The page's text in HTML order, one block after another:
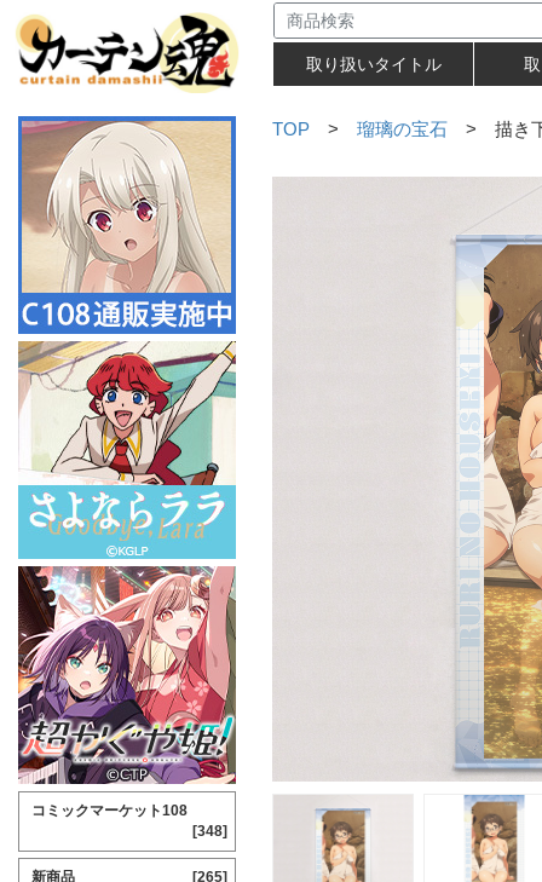
取り扱いタイトル
TOP > 瑠璃の宝石 > 描き下
コミックマーケット108
[348]
新商品 [265]